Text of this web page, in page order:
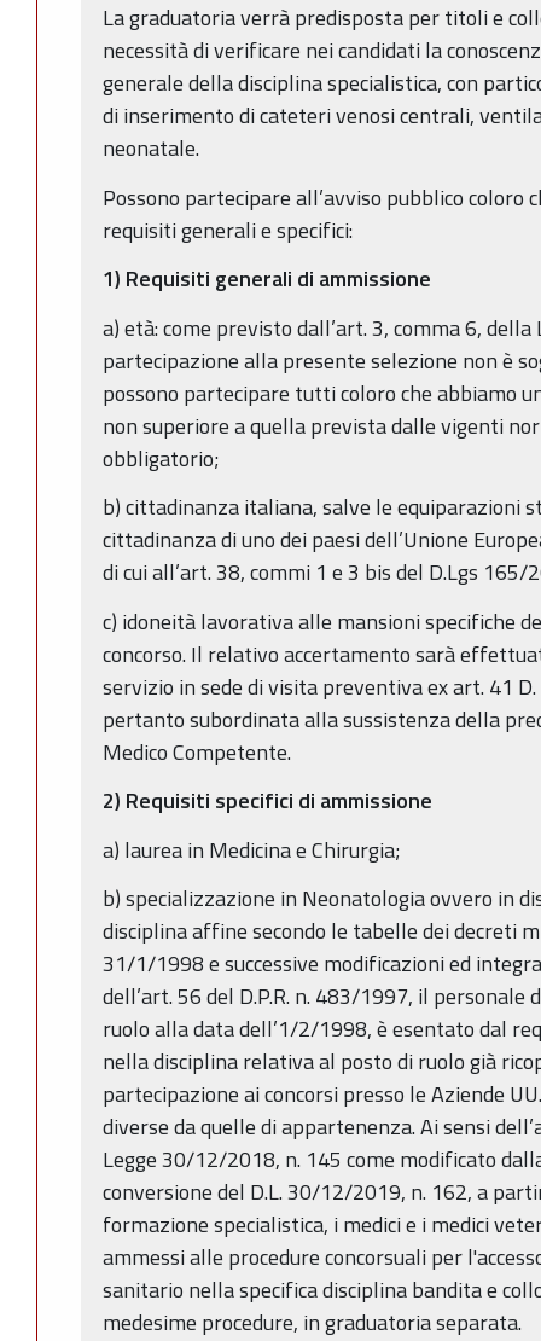
La graduatoria verrà predisposta per titoli e
necessità di verificare nei candidati la
generale della disciplina specialistica, con
di inserimento di cateteri venosi centrali,
neonatale.
Possono partecipare all’avviso pubblico coloro
requisiti generali e specifici:
1) Requisiti generali di ammissione
a) età: come previsto dall’art. 3, comma 6,
partecipazione alla presente selezione non è
possono partecipare tutti coloro che abbiamo
non superiore a quella prevista dalle vigenti
obbligatorio;
b) cittadinanza italiana, salve le equiparazioni
cittadinanza di uno dei paesi dell’Unione
di cui all’art. 38, commi 1 e 3 bis del D.Lgs 165/
c) idoneità lavorativa alle mansioni specifiche
concorso. Il relativo accertamento sarà
servizio in sede di visita preventiva ex art. 41 D.
pertanto subordinata alla sussistenza della
Medico Competente.
2) Requisiti specifici di ammissione
a) laurea in Medicina e Chirurgia;
b) specializzazione in Neonatologia ovvero in
disciplina affine secondo le tabelle dei decreti
31/1/1998 e successive modificazioni ed
dell’art. 56 del D.P.R. n. 483/1997, il
ruolo alla data dell’1/2/1998, è esentato dal
nella disciplina relativa al posto di ruolo già
partecipazione ai concorsi presso le Aziende
diverse da quelle di appartenenza. Ai sensi
Legge 30/12/2018, n. 145 come modificato
conversione del D.L. 30/12/2019, n. 162, a
formazione specialistica, i medici e i medici
ammessi alle procedure concorsuali per
sanitario nella specifica disciplina bandita e
medesime procedure, in graduatoria separata.